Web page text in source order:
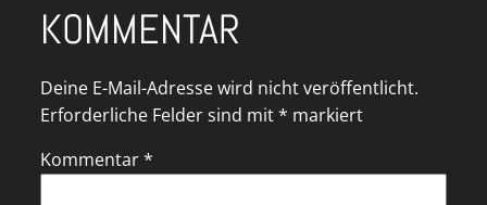
KOMMENTAR
Deine E-Mail-Adresse wird nicht veröffentlicht.
Erforderliche Felder sind mit* markiert
Kommentar*